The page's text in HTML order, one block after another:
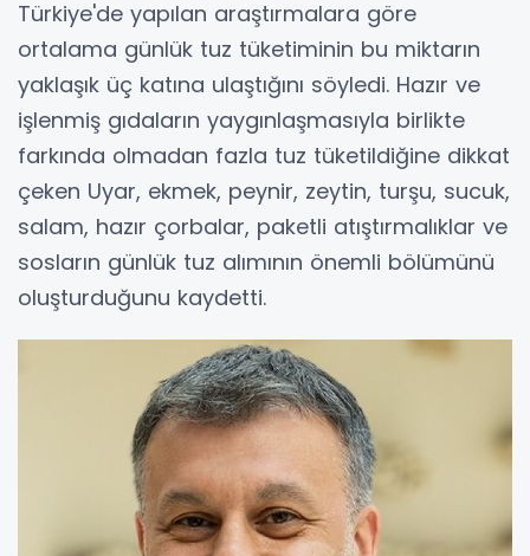
Türkiye'de yapılan araştırmalara göre
ortalama günlük tuz tüketiminin bu miktarın
yaklaşık üç katına ulaştığını söyledi. Hazır ve
işlenmiş gıdaların yaygınlaşmasıyla birlikte
farkında olmadan fazla tuz tüketildiğine dikkat
çeken Uyar, ekmek, peynir, zeytin, turşu, sucuk,
salam, hazır çorbalar, paketli atıştırmalıklar ve
sosların günlük tuz alımının önemli bölümünü
oluşturduğunu kaydetti.